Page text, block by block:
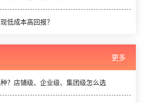
低成本高回报？
更多
？店铺级、企业级、集团级怎么选